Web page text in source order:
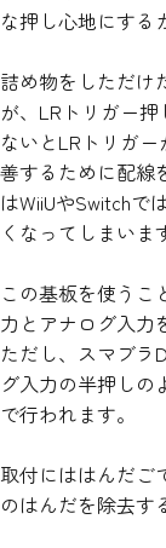
な押し心地にする
詰め物をしただけ
が、LRトリガー
ないとLRトリガ
善するために配線
はWiiUやSwitchで
くなってしまいま
この基板を使う
力とアナログ入力
ただし、スマブラ
グ入力の半押しの
で行われます。
取付にははんだご
のはんだを除去す